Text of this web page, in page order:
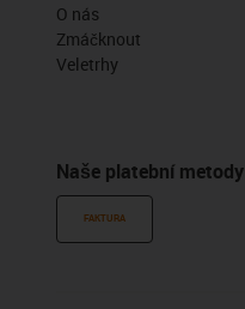
O nás
Zmáčknout
Veletrhy
Naše platební metody
FAKTURA